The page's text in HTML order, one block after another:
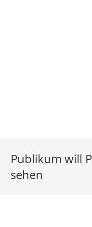
Publikum will
sehen